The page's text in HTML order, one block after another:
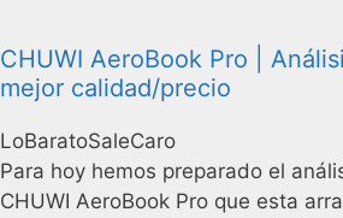
CHUWI AeroBook Pro |
mejor calidad/precio
LoBaratoSaleCaro
Para hoy hemos preparado el
CHUWI AeroBook Pro que esta